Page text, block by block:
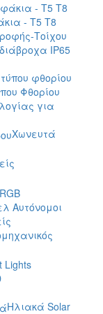
- Τ5 T8
Τοίχου
IP65
φθορίου
Φθορίου
για
Χωνευτά
Αυτόνομοι
Lights
Ηλιακά Solar